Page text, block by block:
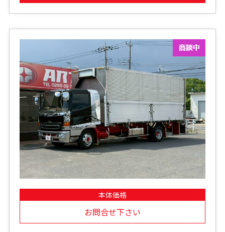
本体価格
お問合せ下さい